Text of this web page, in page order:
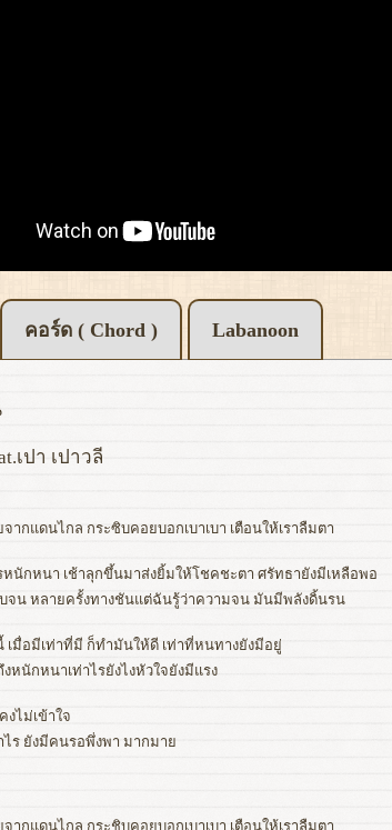
คอร์ด ( Chord ) Labanoon
เปา เปาวลี
ากแดนไกล กระซิบคอยบอกเบาเบา เตือนให้เราลืมตา
หนักหนา เช้าลุกขึ้นมาส่งยิ้มให้โชคชะตา ศรัทธายังมีเหลือพอ
จน หลายครั้งทางชันแต่ฉันรู้ว่าความจน มันมีพลังดิ้นรน
เมื่อมีเท่าที่มี ก็ทำมันให้ดี เท่าที่หนทางยังมีอยู่
หนักหนาเท่าไรยังไงหัวใจยังมีแรง
ไม่เข้าใจ
ไร ยังมีคนรอพึ่งพา มากมาย
ากแดนไกล กระชิบคอยบอกเบาเบา เตือนให้เราลืมตา